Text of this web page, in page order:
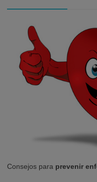
Consejos para prevenir